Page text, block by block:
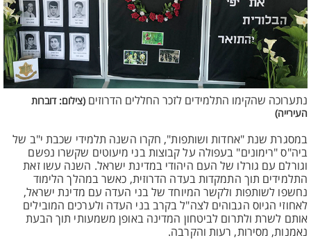
נתערוכה שהקימו התלמידים לזכר החללים הדרוזים (צילום: דוברות
העירייה)
במסגרת שנת "אחדות ושותפות", חקרו השנה תלמידי שכבת י"ב של
ביה"ס "רימונים" בעפולה על קבוצות בני מיעוטים שקשרו נפשם
וגורלם עם גורלו של העם היהודי במדינת ישראל. השנה עשו זאת
התלמידים תוך התמקדות בעדה הדרוזית, כאשר במהלך הלימוד
נחשפו לשותפות ולקשר המיוחד של בני העדה עם מדינת ישראל,
לאחוזי הגיוס הגבוהים לצה"ל בקרב בני העדה ולערכים המובילים
אותם לשרת ולתרום לביטחון המדינה באופן משמעותי תוך הבעת
נאמנות, מסירות, רעות והקרבה.